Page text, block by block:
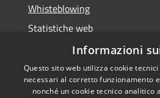
Whisteblowing
Statistiche web
Segnalazioni di non conformità
Informazioni
Questo sito web utilizza cookie
necessari al corretto funzionamento
nonché un cookie tecnico analitico